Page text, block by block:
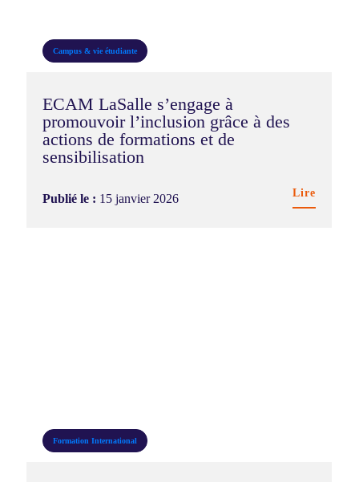
Campus & vie étudiante
ECAM LaSalle s’engage à
promouvoir l’inclusion grâce à des
actions de formations et de
sensibilisation
Publié le : 15 janvier 2026 Lire
Formation International